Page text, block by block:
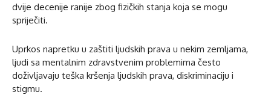
dvije decenije ranije zbog fizičkih stanja koja se mogu
spriječiti.
Uprkos napretku u zaštiti ljudskih prava u nekim zemljama,
ljudi sa mentalnim zdravstvenim problemima često
doživljavaju teška kršenja ljudskih prava, diskriminaciju i
stigmu.